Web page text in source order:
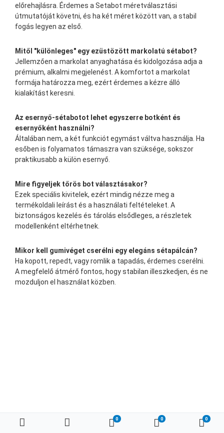
Kedvenc termékeim
0 Összehasonlítás
0 Kosár
0
előrehajlásra. Érdemes a Setabot méretválasztási
útmutatóját követni, és ha két méret között van, a stabil
fogás legyen az első.
Mitől "különleges" egy ezüstözött markolatú sétabot?
Jellemzően a markolat anyaghatása és kidolgozása adja a
prémium, alkalmi megjelenést. A komfortot a markolat
formája határozza meg, ezért érdemes a kézre álló
kialakítást keresni.
Az esernyő-sétabotot lehet egyszerre botként és
esernyőként használni?
Általában nem, a két funkciót egymást váltva használja. Ha
esőben is folyamatos támaszra van szüksége, sokszor
praktikusabb a külön esernyő.
Mire figyeljek tőrös bot választásakor?
Ezek speciális kivitelek, ezért mindig nézze meg a
termékoldali leírást és a használati feltételeket. A
biztonságos kezelés és tárolás elsődleges, a részletek
modellenként eltérhetnek.
Mikor kell gumivéget cserélni egy elegáns sétapálcán?
Ha kopott, repedt, vagy romlik a tapadás, érdemes cserélni.
A megfelelő átmérő fontos, hogy stabilan illeszkedjen, és ne
mozduljon el használat közben.